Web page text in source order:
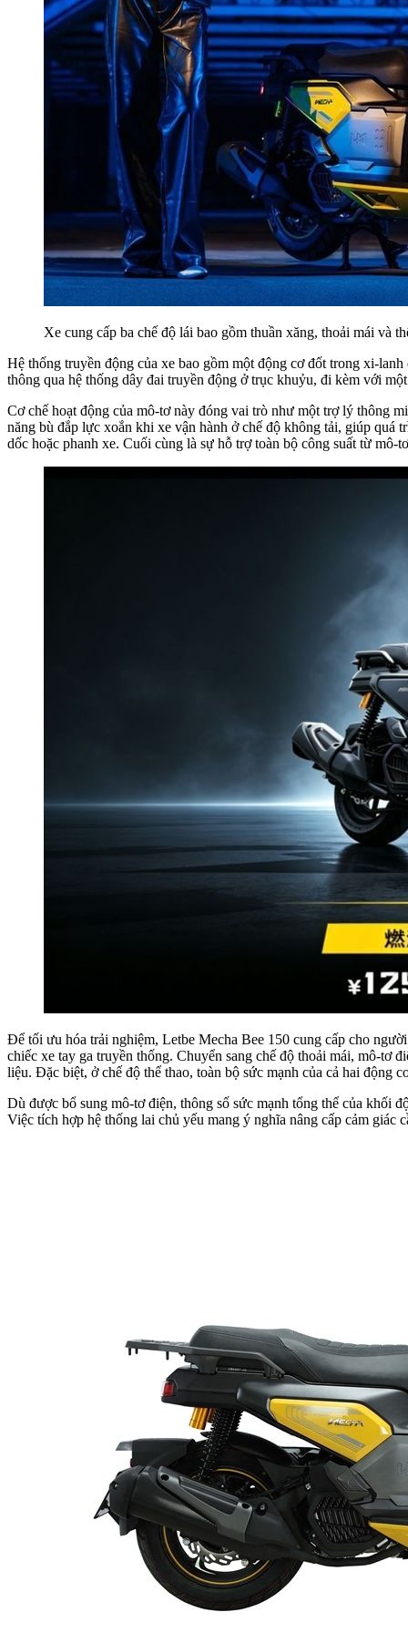
Xe cung cấp ba chế độ lái bao gồm thuần xăng, thoải mái và
Hệ thống truyền động của xe bao gồm một động cơ đốt trong xi-
thông qua hệ thống dây đai truyền động ở trục khuỷu, đi kèm với
Cơ chế hoạt động của mô-tơ này đóng vai trò như một trợ lý thông
năng bù đắp lực xoắn khi xe vận hành ở chế độ không tải, giúp
dốc hoặc phanh xe. Cuối cùng là sự hỗ trợ toàn bộ công suất từ
Để tối ưu hóa trải nghiệm, Letbe Mecha Bee 150 cung cấp cho
chiếc xe tay ga truyền thống. Chuyển sang chế độ thoải mái, mô-tơ
liệu. Đặc biệt, ở chế độ thể thao, toàn bộ sức mạnh của cả hai động
Dù được bổ sung mô-tơ điện, thông số sức mạnh tổng thể của khối
Việc tích hợp hệ thống lai chủ yếu mang ý nghĩa nâng cấp cảm